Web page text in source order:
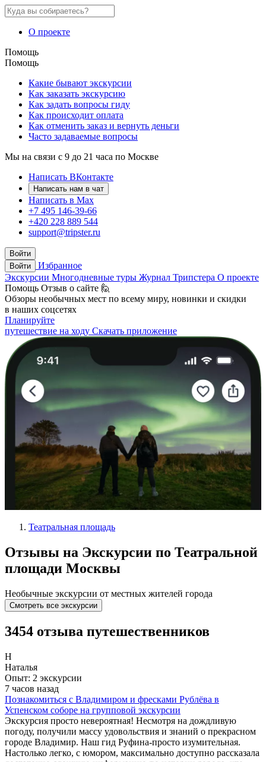
О проекте
Помощь
Помощь
Какие бывают экскурсии
Как заказать экскурсию
Как задать вопросы гиду
Как происходит оплата
Как отменить заказ и вернуть деньги
Часто задаваемые вопросы
Мы на связи с 9 до 21 часа по Москве
Написать ВКонтакте
Написать нам в чат
Написать в Max
+7 495 146-39-66
+420 228 889 544
support@tripster.ru
Войти
Войти
Избранное
Экскурсии Многодневные туры Журнал Трипстера О проекте
Помощь Отзыв о сайте 🙋
Обзоры необычных мест по всему миру, новинки и скидки
в наших соцсетях
Планируйте
путешествие на ходу Скачать приложение
Театральная площадь
Отзывы на Экскурсии по Театральной
площади Москвы
Необычные экскурсии от местных жителей города
Смотреть все экскурсии
3454 отзыва путешественников
Н
Наталья
Опыт: 2 экскурсии
7 часов назад
Познакомиться с Владимиром и фресками Рублёва в
Успенском соборе на групповой экскурсии
Экскурсия просто невероятная! Несмотря на дождливую
погоду, получили массу удовольствия и знаний о прекрасном
городе Владимир. Наш гид Руфина-просто изумительная.
Настолько легко, с юмором, максимально доступно рассказала